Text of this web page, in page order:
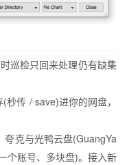
巡检只回来处理仍有缺集
传 / save)进你的网盘，
克与光鸭云盘(GuangYa
个账号、多块盘)。接入新